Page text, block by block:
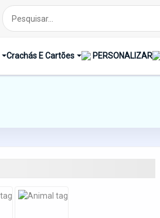
Crachás E Cartões PERSONALIZAR